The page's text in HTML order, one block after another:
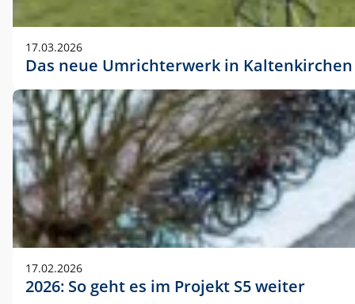
17.03.2026
Das neue Umrichterwerk in Kaltenkirchen
17.02.2026
2026: So geht es im Projekt S5 weiter